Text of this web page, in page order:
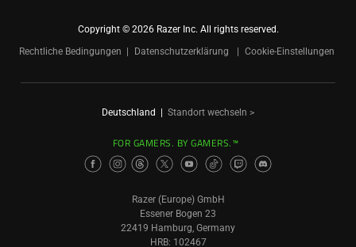
Copyright © 2026 Razer Inc. All rights reserved.
Rechtliche Bedingungen
Datenschutzerklärung Cookie-Einstellungen
Deutschland Standort wechseln >
FOR GAMERS. BY GAMERS.™
Razer (Europe) GmbH
Essener Bogen 23
22419 Hamburg, Germany
HRB: 102467